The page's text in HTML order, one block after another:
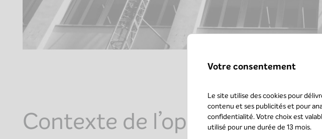
Contexte de l’opération
Votre consentement
Le site utilise des cookies pour
contenu et ses publicités et pour
confidentialité. Votre choix est
utilisé pour une durée de 13 mois.